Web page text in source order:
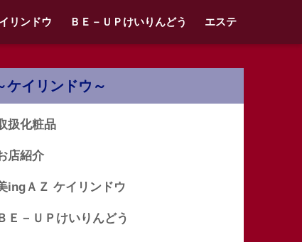
リンドウ ＢＥ－ＵＰけいりんどう エステ
ケイリンドウ～
扱化粧品
店紹介
ingＡＺ ケイリンドウ
ＢＥ－ＵＰけいりんどう